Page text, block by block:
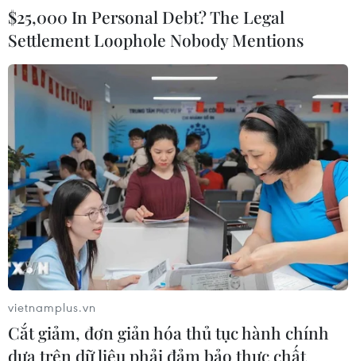
TIN LIÊN QUAN
$25,000 In Personal Debt? The Legal
Settlement Loophole Nobody Mentions
vietnamplus.vn
Cắt giảm, đơn giản hóa thủ tục hành chính
dựa trên dữ liệu phải đảm bảo thực chất